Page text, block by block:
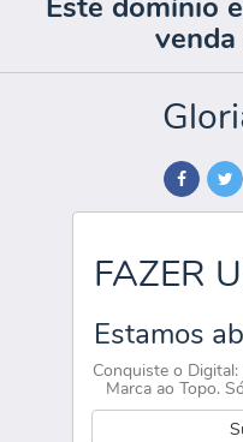
FAZER
Estamos
Conquiste o
Marca ao Topo.